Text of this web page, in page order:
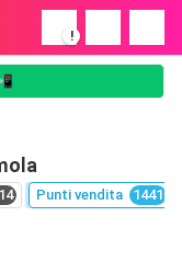
!
Punti vendita 1441